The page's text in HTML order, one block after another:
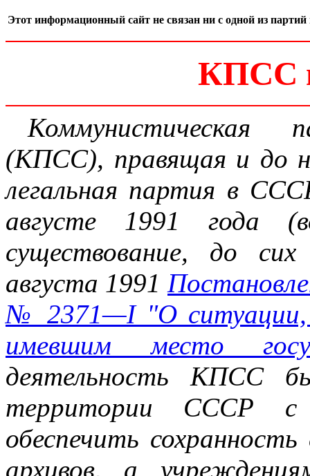
Этот информационный сайт не связан ни с одной из партий
КПСС
Коммунистическая
(КПСС), правящая и до
легальная партия в
августе 1991 года
существование, до
августа 1991
№ 2371—I "О ситуации,
имевшим место
деятельность КПСС
территории СССР с
обеспечить
архивов, а